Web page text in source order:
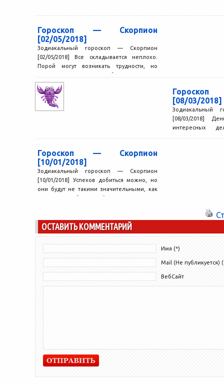
Гороскоп — Скорпион
[02/05/2018]
Зодиакальный гороскоп — Скорпион
[02/05/2018] Все складывается неплохо.
Порой могут возникать трудности, но
справиться с ними можно быстро. Главное,
что...
[08/03/2018]
Зодиакальный
[08/03/2018]
интересных
Гороскоп — Скорпион
[10/01/2018]
Зодиакальный гороскоп — Скорпион
[10/01/2018] Успехов добиться можно, но
они будут не такими значительными, как
вам хотелось бы. Старайтесь ставить...
ОСТАВИТЬ КОММЕНТАРИЙ
Имя (*)
Mail (Не публикуется)
ВебСайт